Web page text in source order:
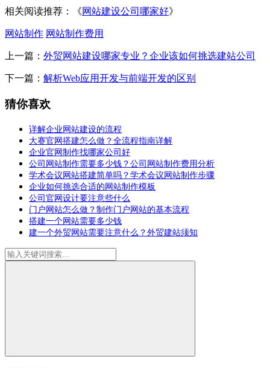
相关阅读推荐：《网站建设公司哪家好》
网站制作 网站制作费用
上一篇： 外贸网站建设哪家专业？企业该如何挑选建站公司
下一篇： 解析Web应用开发与前端开发的区别
猜你喜欢
详解企业网站建设的流程
大赛官网搭建怎么做？全流程指南详解
企业官网制作找哪家公司好
公司网站制作需要多少钱？公司网站制作费用分析
学术会议网站搭建简单吗？学术会议网站制作步骤
企业如何挑选合适的网站制作模板
公司官网设计要注意些什么
门户网站怎么做？制作门户网站的基本流程
搭建一个网站需要多少钱
建一个外贸网站需要注意什么？外贸建站须知